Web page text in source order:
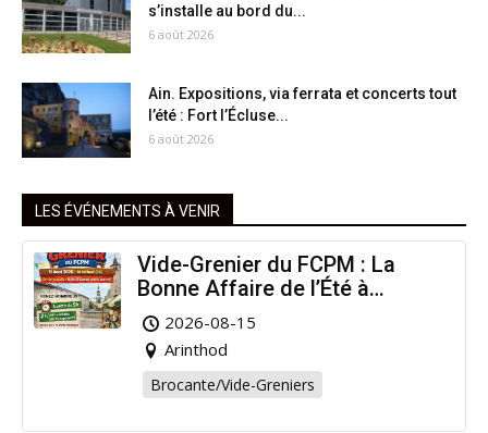
s’installe au bord du...
6 août 2026
Ain. Expositions, via ferrata et concerts tout
l’été : Fort l’Écluse...
6 août 2026
LES ÉVÉNEMENTS À VENIR
Vide-Grenier du FCPM : La
Bonne Affaire de l’Été à
Arinthod !
2026-08-15
Arinthod
Brocante/Vide-Greniers